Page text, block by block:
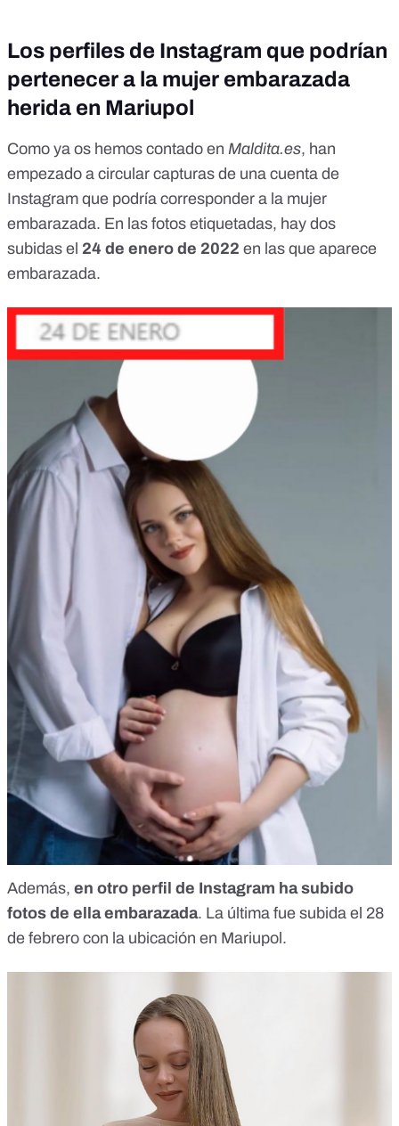
Los perfiles de Instagram que podrían
pertenecer a la mujer embarazada
herida en Mariupol
Como ya os hemos contado en Maldita.es, han
empezado a circular capturas de una cuenta de
Instagram que podría corresponder a la mujer
embarazada. En las fotos etiquetadas, hay dos
subidas el 24 de enero de 2022 en las que aparece
embarazada.
Además, en otro perfil de Instagram ha subido
fotos de ella embarazada. La última fue subida el 28
de febrero con la ubicación en Mariupol.